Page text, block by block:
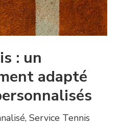
: un
adapté
Service Tennis